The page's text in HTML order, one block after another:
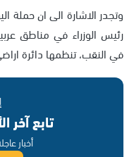
وتجدر الاشارة الى ان حملة
رئيس الوزراء في مناطق
في النقب، تنظمها دائرة
تابع آخر
أخبار